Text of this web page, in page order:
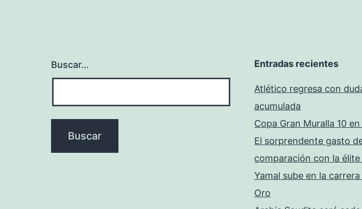
Buscar... Entradas recientes
Atlético regresa con
acumulada
Copa Gran Muralla 10 en
El sorprendente gasto
comparación con la élite
Yamal sube en la
Oro